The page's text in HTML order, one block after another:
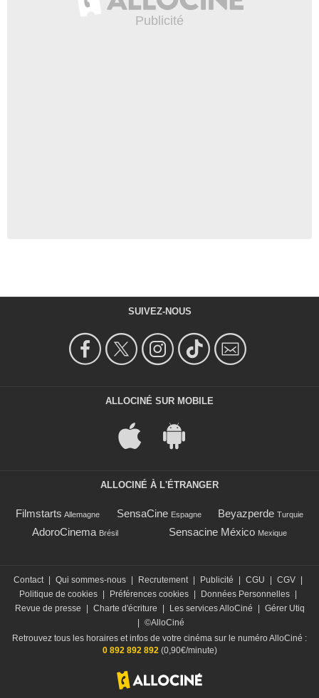
SUIVEZ-NOUS
ALLOCINÉ SUR MOBILE
ALLOCINÉ À L'ÉTRANGER
Filmstarts Allemagne SensaCine Espagne Beyazperde Turquie
AdoroCinema Brésil Sensacine México Mexique
Contact Qui sommes-nous Recrutement Publicité CGU CGV
Politique de cookies
Préférences cookies Données Personnelles
Revue de presse
Charte d'écriture Les services AlloCiné
Gérer Utiq
©AlloCiné
Retrouvez tous les horaires et infos de votre cinéma sur le numéro AlloCiné :
0 892 892 892(0,90€/minute)